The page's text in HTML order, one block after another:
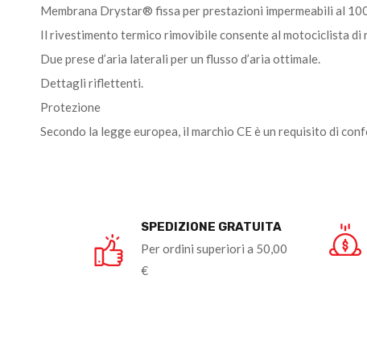
Membrana Drystar® fissa per prestazioni impermeabili al
Il rivestimento termico rimovibile consente al motociclista di
Due prese d’aria laterali per un flusso d’aria ottimale.
Dettagli riflettenti.
Protezione
Secondo la legge europea, il marchio CE è un requisito di
SPEDIZIONE GRATUITA
Per ordini superiori a 50,00
€